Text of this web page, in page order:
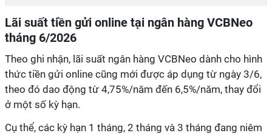
Lãi suất tiền gửi online tại ngân hàng VCBNeo
tháng 6/2026
Theo ghi nhận, lãi suất ngân hàng VCBNeo dành cho hình
thức tiền gửi online cũng mới được áp dụng từ ngày 3/6,
theo đó dao động từ 4,75%/năm đến 6,5%/năm, thay đổi
ở một số kỳ hạn.
Cụ thể, các kỳ hạn 1 tháng, 2 tháng và 3 tháng đang niêm